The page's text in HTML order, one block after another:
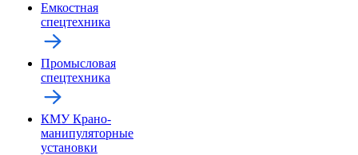
Емкостная
спецтехника
Промысловая
спецтехника
КМУ Крано-
манипуляторные
установки